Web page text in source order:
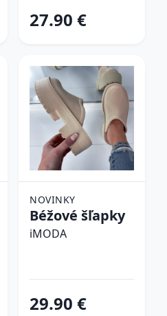
27.90 €
NOVINKY
Béžové šľapky
iMODA
29.90 €